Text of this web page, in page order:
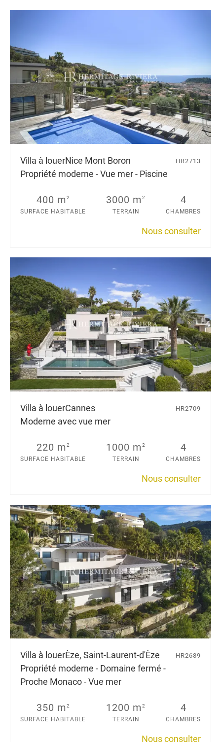
Villa à louerNice Mont Boron
Propriété moderne - Vue mer - Piscine
HR2713
400 m2
SURFACE HABITABLE
3000 m2
TERRAIN
4
CHAMBRES
Nous consulter
Villa à louerCannes
Moderne avec vue mer
HR2709
220 m2
SURFACE HABITABLE
1000 m2
TERRAIN
4
CHAMBRES
Nous consulter
Villa à louerÈze, Saint-Laurent-d'Èze
Propriété moderne - Domaine fermé -
Proche Monaco - Vue mer
HR2689
350 m2
SURFACE HABITABLE
1200 m2
TERRAIN
4
CHAMBRES
Nous consulter